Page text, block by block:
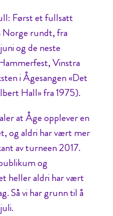
Først et fullsatt
Norge rundt, fra
og de neste
Vinstra
i Ågesangen «Det
Hall» fra 1975).
at Åge opplever en
og aldri har vært mer
av turneen 2017.
og
heller aldri har vært
Så vi har grunn til å